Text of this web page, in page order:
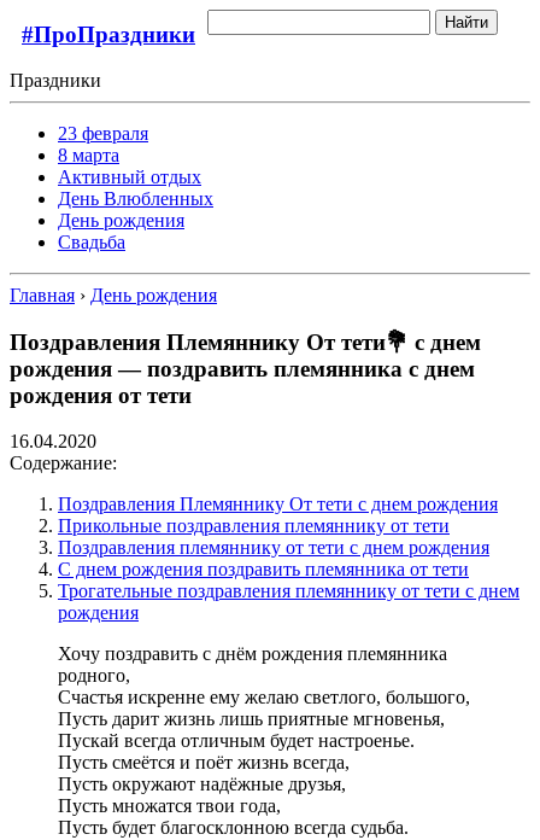
#ПроПраздники Найти
Праздники
23 февраля
8 марта
Активный отдых
День Влюбленных
День рождения
Свадьба
Главная › День рождения
Поздравления Племяннику От тети💐 с днем
рождения — поздравить племянника с днем
рождения от тети
16.04.2020
Содержание:
Поздравления Племяннику От тети с днем рождения
Прикольные поздравления племяннику от тети
Поздравления племяннику от тети с днем рождения
С днем рождения поздравить племянника от тети
Трогательные поздравления племяннику от тети с днем
рождения
Хочу поздравить с днём рождения племянника
родного,
Счастья искренне ему желаю светлого, большого,
Пусть дарит жизнь лишь приятные мгновенья,
Пускай всегда отличным будет настроенье.
Пусть смеётся и поёт жизнь всегда,
Пусть окружают надёжные друзья,
Пусть множатся твои года,
Пусть будет благосклонною всегда судьба.